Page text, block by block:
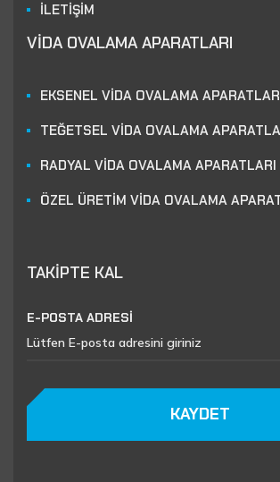
İLETİŞİM
VİDA OVALAMA APARATLARI
EKSENEL VİDA OVALAMA
TEĞETSEL VİDA OVALAMA
RADYAL VİDA OVALAMA APARATLARI
ÖZEL ÜRETİM VİDA OVALAMA
TAKİPTE KAL
E-POSTA ADRESİ
KAYDET